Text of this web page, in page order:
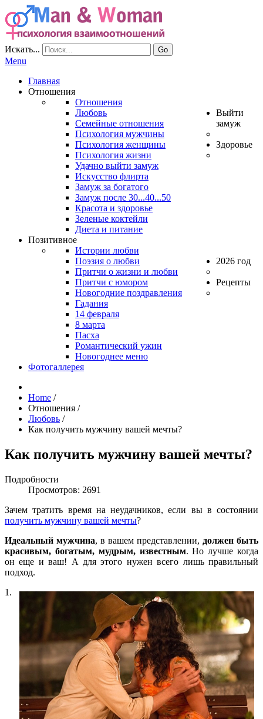
Искать... Go
Menu
Главная
Отношения
Отношения
Любовь
Семейные отношения
Психология мужчины
Психология женщины
Психология жизни
Выйти
замуж
Удачно выйти замуж
Искусство флирта
Замуж за богатого
Замуж после 30...40...50
Здоровье
Красота и здоровье
Зеленые коктейли
Диета и питание
Позитивное
Истории любви
Поэзия о любви
Притчи о жизни и любви
Притчи с юмором
2026 год
Новогодние поздравления
Гадания
14 февраля
8 марта
Рецепты
Пасха
Романтический ужин
Новогоднее меню
Фотогаллерея
Home /
Отношения /
Любовь /
Как получить мужчину вашей мечты?
Как получить мужчину вашей мечты?
Подробности
Просмотров: 2691
Зачем тратить время на неудачников, если вы в состоянии
получить мужчину вашей мечты?
Идеальный мужчина, в вашем представлении, должен быть
красивым, богатым, мудрым, известным. Но лучше когда
он еще и ваш! А для этого нужен всего лишь правильный
подход.
1.